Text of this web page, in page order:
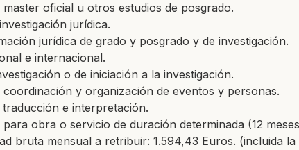
master oficial u otros estudios de posgrado.
jurídica.
jurídica de grado y posgrado y de investigación.
e internacional.
o de iniciación a la investigación.
coordinación y organización de eventos y personas.
traducción e interpretación.
obra o servicio de duración determinada (12
bruta mensual a retribuir: 1.594,43 Euros. (incluida